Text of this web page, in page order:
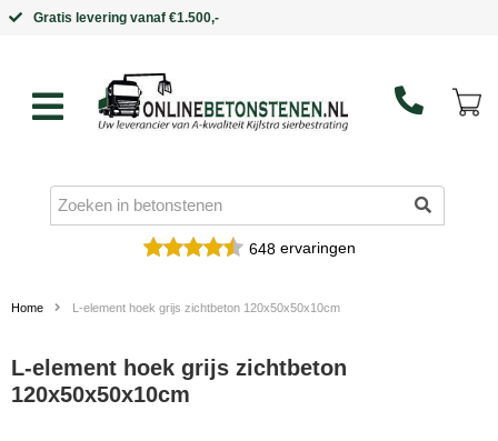
Binnen 5 werkdagen in huis
648ervaringen
Home L-element hoek grijs zichtbeton 120x50x50x10cm
L-element hoek grijs zichtbeton
120x50x50x10cm